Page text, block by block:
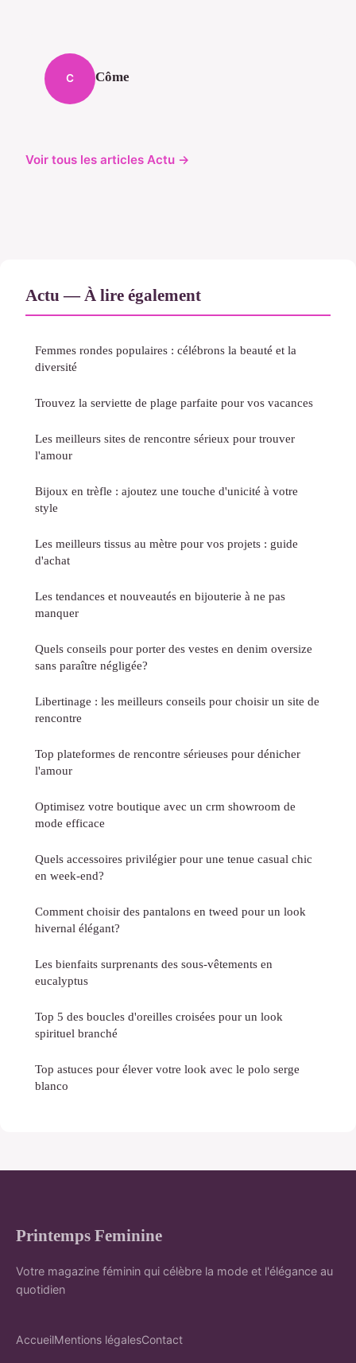
C Côme
Voir tous les articles Actu →
Actu — À lire également
Femmes rondes populaires : célébrons la beauté et la
diversité
Trouvez la serviette de plage parfaite pour vos vacances
Les meilleurs sites de rencontre sérieux pour trouver
l'amour
Bijoux en trèfle : ajoutez une touche d'unicité à votre
style
Les meilleurs tissus au mètre pour vos projets : guide
d'achat
Les tendances et nouveautés en bijouterie à ne pas
manquer
Quels conseils pour porter des vestes en denim oversize
sans paraître négligée?
Libertinage : les meilleurs conseils pour choisir un site de
rencontre
Top plateformes de rencontre sérieuses pour dénicher
l'amour
Optimisez votre boutique avec un crm showroom de
mode efficace
Quels accessoires privilégier pour une tenue casual chic
en week-end?
Comment choisir des pantalons en tweed pour un look
hivernal élégant?
Les bienfaits surprenants des sous-vêtements en
eucalyptus
Top 5 des boucles d'oreilles croisées pour un look
spirituel branché
Top astuces pour élever votre look avec le polo serge
blanco
Printemps Feminine
Votre magazine féminin qui célèbre la mode et l'élégance au
quotidien
AccueilMentions légalesContact